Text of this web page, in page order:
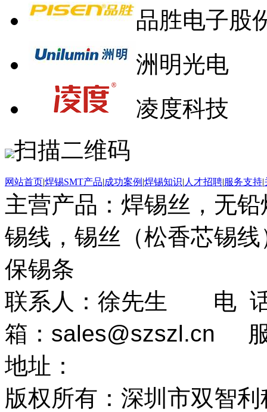
品胜电子股
洲明光电
凌度科技
扫描二维码
网站首页|焊锡SMT产品|成功案例 |焊锡知识| 人才招聘|服务支持|
主营产品：焊锡丝，无
锡线，锡丝（松香芯锡
保锡条
联系人：徐先生 电
箱： sales@szszl.cn 服
地址：
版权所有：深圳市双智